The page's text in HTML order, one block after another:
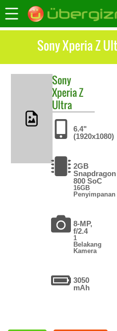
Sony Xperia Z
Sony
Xperia Z
Ultra
6.4"
(1920x1080)
2GB
Snapdragon
800 SoC
16GB
Penyimpanan
8-MP,
f/2.4
1
Belakang
Kamera
3050
mAh